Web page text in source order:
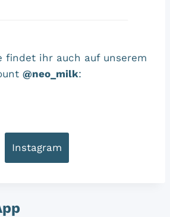
findet ihr auch auf unserem
@neo_milk:
Instagram